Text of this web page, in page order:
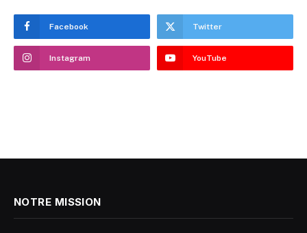
Facebook Twitter
Instagram YouTube
NOTRE MISSION